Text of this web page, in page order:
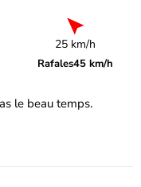
25 km/h
Rafales45 km/h
le beau temps.